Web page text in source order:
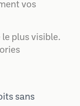
vos
plus visible.
sans